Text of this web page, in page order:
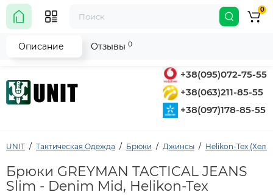
+38(095)072-75-55
+38(063)211-85-55
+38(097)178-85-55
0
UNIT Тактическая Одежда Брюки Джинсы Helikon-Tex
Брюки GREYMAN TACTICAL JEANS
Slim - Denim Mid, Helikon-Tex
Описание Отзывы 0